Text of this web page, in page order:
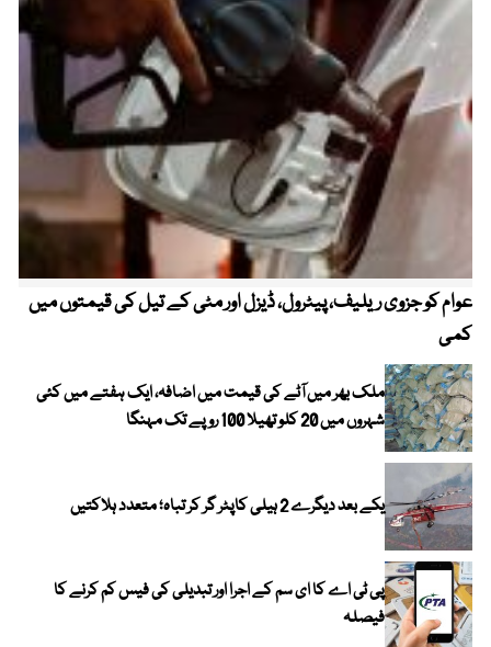
عوام کو جزوی ریلیف، پیٹرول، ڈیزل اور مٹی کے تیل کی قیمتوں میں
کمی
ملک بھر میں آٹے کی قیمت میں اضافہ، ایک ہفتے میں کئی
شہروں میں 20 کلو تھیلا 100 روپے تک مہنگا
یکے بعد دیگرے 2 ہیلی کاپٹر گر کر تباہ؛ متعدد ہلاکتیں
پی ٹی اے کا ای سم کے اجرا اور تبدیلی کی فیس کم کرنے کا
فیصلہ